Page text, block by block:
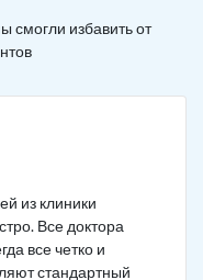
смогли избавить от
из клиники
Все доктора
все четко и
стандартный